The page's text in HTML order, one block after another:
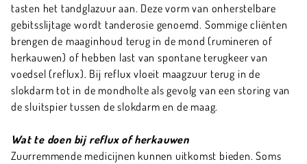
tasten het tandglazuur aan. Deze vorm van onherstelbare
gebitsslijtage wordt tanderosie genoemd. Sommige cliënten
brengen de maaginhoud terug in de mond (rumineren of
herkauwen) of hebben last van spontane terugkeer van
voedsel (reflux). Bij reflux vloeit maagzuur terug in de
slokdarm tot in de mondholte als gevolg van een storing van
de sluitspier tussen de slokdarm en de maag.
Wat te doen bij reflux of herkauwen
Zuurremmende medicijnen kunnen uitkomst bieden. Soms